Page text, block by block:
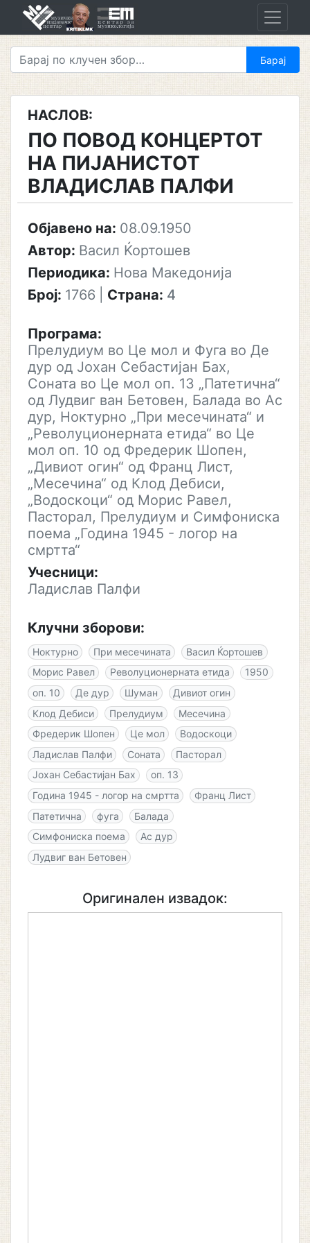
НАСЛОВ:
ПО ПОВОД КОНЦЕРТОТ
НА ПИЈАНИСТОТ
ВЛАДИСЛАВ ПАЛФИ
Објавено на: 08.09.1950
Автор: Васил Ќортошев
Периодика: Нова Македонија
Број: 1766 Страна: 4
Програма:
Прелудиум во Це мол и Фуга во Де
дур од Јохан Себастијан Бах,
Соната во Це мол оп. 13 „Патетична“
од Лудвиг ван Бетовен, Балада во Ас
дур, Ноктурно „При месечината“ и
„Револуционерната етида“ во Це
мол оп. 10 од Фредерик Шопен,
„Дивиот огин“ од Франц Лист,
„Месечина“ од Клод Дебиси,
„Водоскоци“ од Морис Равел,
Пасторал, Прелудиум и Симфониска
поема „Година 1945 - логор на
смртта“
Учесници:
Ладислав Палфи
Клучни зборови:
Ноктурно При месечината
Васил Ќортошев
Морис Равел
Револуционерната етида
1950
оп. 10
Де дур Шуман
Дивиот огин
Клод Дебиси
Прелудиум
Месечина
Фредерик Шопен
Це мол
Водоскоци
Ладислав Палфи
Соната
Пасторал
Јохан Себастијан Бах
оп. 13
Година 1945 - логор на смртта
Франц Лист
Патетична
фуга
Балада
Симфониска поема
Ас дур
Лудвиг ван Бетовен
Оригинален извадок: